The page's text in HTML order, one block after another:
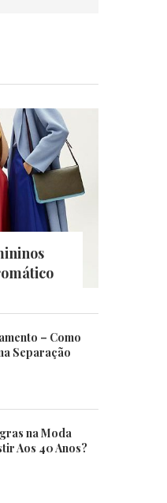
– Como
Separação
na Moda
Aos 40 Anos?